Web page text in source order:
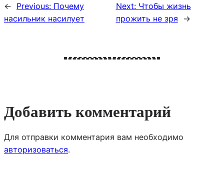
← Previous: Почему
насильник насилует
Next: Чтобы жизнь
прожить не зря
→
Добавить комментарий
Для отправки комментария вам необходимо
авторизоваться.